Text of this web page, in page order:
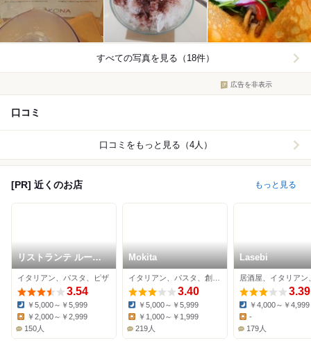
すべての写真を見る（18件）
広告を非表示
口コミ
口コミをもっと見る（4人）
[PR] 近くのお店 もっと見る
リストランテ ルーチ
ェ
イタリアン、パスタ、ピザ
3.54
Dinner:
￥5,000～￥5,999
￥2,000～￥2,999
150人
Mokita
3.40
Dinner:
￥5,000～￥5,999
￥1,000～￥1,999
219人
Lasebi
3.39
Dinner:
￥4,000～￥4,999
-
179人